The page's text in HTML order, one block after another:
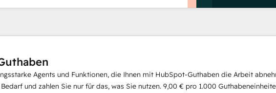
Agents und Funktionen, die Ihnen mit HubSpot-Guthaben die Arbeit
und zahlen Sie nur für das, was Sie nutzen. 9,00 € pro 1.000